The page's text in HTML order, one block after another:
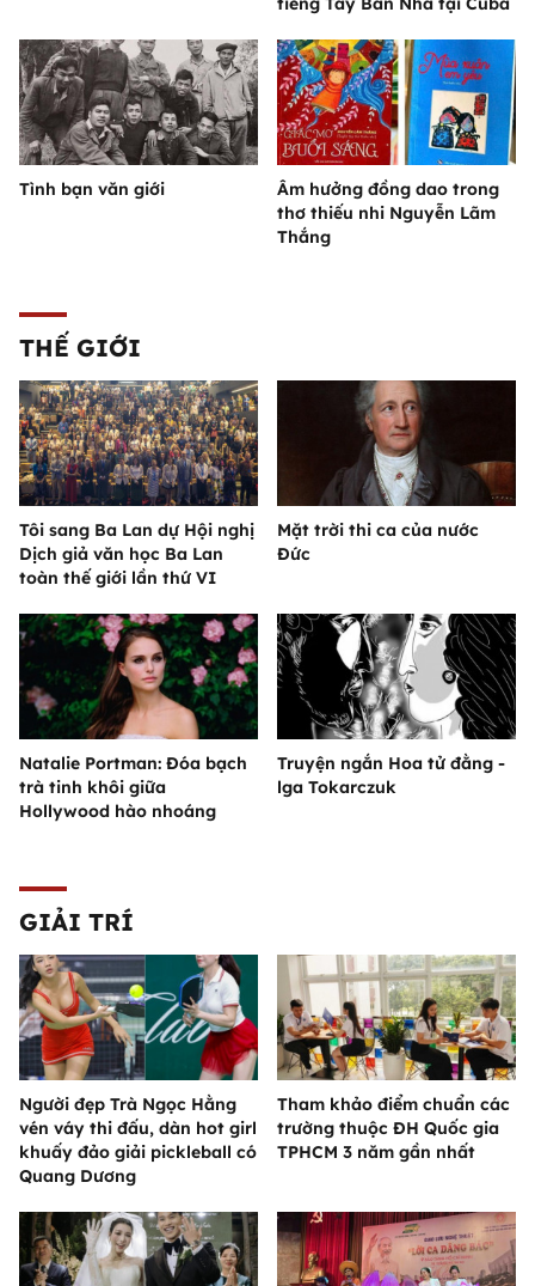
Tình bạn văn giới
Âm hưởng đồng dao trong
thơ thiếu nhi Nguyễn Lãm
Thắng
THẾ GIỚI
Tôi sang Ba Lan dự Hội nghị
Dịch giả văn học Ba Lan
toàn thế giới lần thứ VI
Mặt trời thi ca của nước
Đức
Natalie Portman: Đóa bạch
trà tinh khôi giữa
Hollywood hào nhoáng
Truyện ngắn Hoa tử đằng -
lga Tokarczuk
GIẢI TRÍ
Người đẹp Trà Ngọc Hằng
vén váy thi đấu, dàn hot girl
khuấy đảo giải pickleball có
Quang Dương
Tham khảo điểm chuẩn các
trường thuộc ĐH Quốc gia
TPHCM 3 năm gần nhất